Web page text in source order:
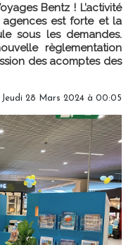
Bentz ! L’activité
est forte et la
sous les demandes.
règlementation
des acomptes des
Jeudi 28 Mars 2024 à 00:05